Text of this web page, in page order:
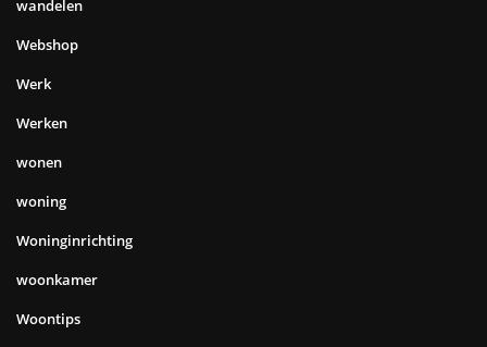
wandelen
Webshop
Werk
Werken
wonen
woning
Woninginrichting
woonkamer
Woontips